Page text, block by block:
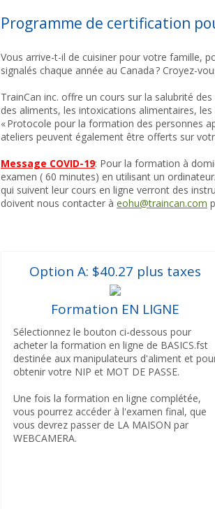
Programme de certification
Vous arrive-t-il de cuisiner pour votre famille,
signalés chaque année au Canada ? Croyez-
TrainCan inc. offre un cours sur la salubrité
des aliments, les intoxications alimentaires,
« Protocole pour la formation des personnes
ateliers peuvent également être offerts sur
Message COVID-19: Pour la formation à
examen ( 60 minutes) en utilisant un
qui suivent leur cours en ligne verront des
doivent nous contacter à eohu@traincan.com
Option A: $40.27 plus taxes
Formation EN LIGNE
Sélectionnez le bouton ci-dessous pour
acheter la formation en ligne de BASICS.fst
destinée aux manipulateurs d'aliment et
obtenir votre NIP et MOT DE PASSE.
Une fois la formation en ligne complétée,
vous pourrez accéder à l'examen final, que
vous devrez passer de LA MAISON par
WEBCAMERA.